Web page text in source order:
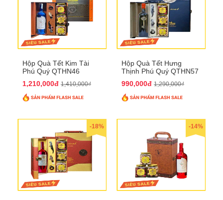
Hộp Quà Tết Kim Tài
Phú Quý QTHN46
1,210,000đ 1,410,000₫
Hộp Quà Tết Hưng
Thịnh Phú Quý QTHN57
990,000đ 1,290,000₫
-18% -14%